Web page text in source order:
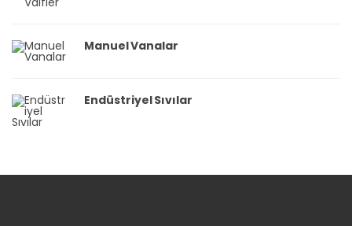
Manuel Vanalar
Endüstriyel Sıvılar